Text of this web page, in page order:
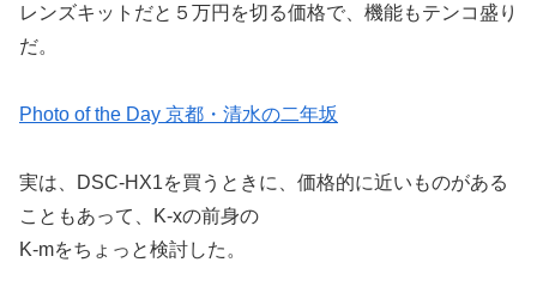
レンズキットだと５万円を切る価格で、機能もテンコ盛り
だ。
Photo of the Day 京都・清水の二年坂
実は、DSC-HX1を買うときに、価格的に近いものがある
こともあって、K-xの前身の
K-mをちょっと検討した。